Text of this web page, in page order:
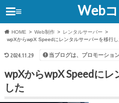
Web
≡
HOME Web制作
レンタルサーバー
wpXからwpX Speedにレンタルサーバーを移行し
2024.11.29 当ブログは、プロモーショ
wpXからwpX Speedにレ
した